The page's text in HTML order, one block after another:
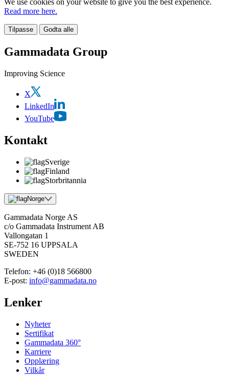
We use cookies on your website to give you the best experience.
Read more here.
Tilpasse Godta alle
Gammadata Group
Improving Science
X
LinkedIn
YouTube
Kontakt
Sverige
Finland
Storbritannia
Norge
Gammadata Norge AS
c/o Gammadata Instrument AB
Vallongatan 1
SE-752 16 UPPSALA
SWEDEN
Telefon: +46 (0)18 566800
E-post: info@gammadata.no
Lenker
Nyheter
Sertifikat
Gammadata 360°
Karriere
Opplæring
Vilkår